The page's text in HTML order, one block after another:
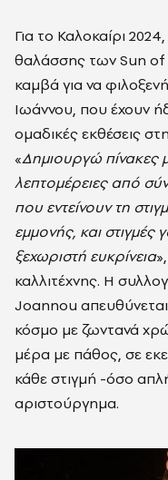
Για το Καλοκαίρι
θαλάσσης των Sun
καμβά για να
Ιωάννου, που έχουν
ομαδικές εκθέσεις
«Δημιουργώ πίνακες
λεπτομέρειες από
που εντείνουν τη
εμμονής, και στιγμές
ξεχωριστή ευκρίνεια
καλλιτέχνης. Η
Joannou
κόσμο με ζωντανά
μέρα με πάθος, σε
κάθε στιγμή -όσο
αριστούργημα.